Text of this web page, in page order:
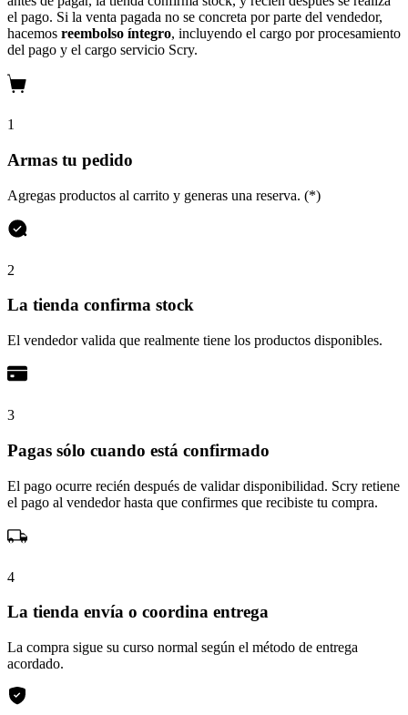
el pago. Si la venta pagada no se concreta por parte del vendedor,
hacemos reembolso íntegro, incluyendo el cargo por procesamiento
del pago y el cargo servicio Scry.
1
Armas tu pedido
Agregas productos al carrito y generas una reserva. (*)
2
La tienda confirma stock
El vendedor valida que realmente tiene los productos disponibles.
3
Pagas sólo cuando está confirmado
El pago ocurre recién después de validar disponibilidad. Scry retiene
el pago al vendedor hasta que confirmes que recibiste tu compra.
4
La tienda envía o coordina entrega
La compra sigue su curso normal según el método de entrega
acordado.